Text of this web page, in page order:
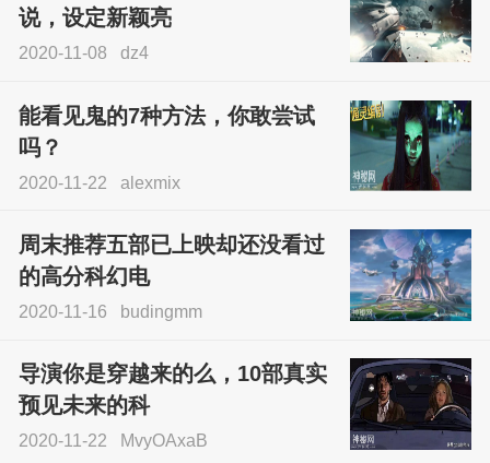
说，设定新颖亮
2020-11-08 dz4
能看见鬼的7种方法，你敢尝试
吗？
2020-11-22 alexmix
周末推荐五部已上映却还没看过
的高分科幻电
2020-11-16 budingmm
导演你是穿越来的么，10部真实
预见未来的科
2020-11-22 MvyOAxaB